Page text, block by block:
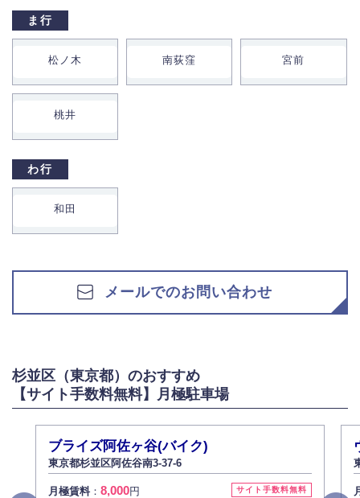
ま行
松ノ木 南荻窪 宮前
桃井
わ行
和田
メールでのお問い合わせ
杉並区（東京都）のおすすめ
【サイト手数料無料】月極駐車場
ブライズ阿佐ヶ谷(バイク)
東京都杉並区阿佐谷南3-37-6
サイト手数料無料
月極賃料： 8,000円